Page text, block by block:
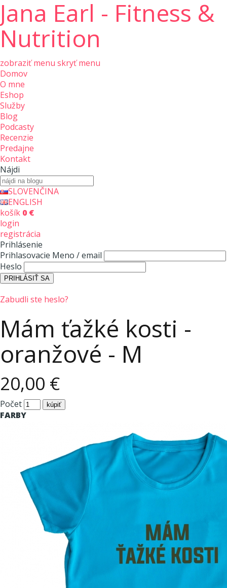
Jana Earl - Fitness &
Nutrition
zobraziť menu skryť menu
Domov
O mne
Eshop
Služby
Blog
Podcasty
Recenzie
Predajne
Kontakt
Nájdi
SLOVENČINA
ENGLISH
košík 0 €
login
registrácia
Prihlásenie
Prihlasovacie Meno / email
Heslo
Zabudli ste heslo?
Mám ťažké kosti -
oranžové - M
20,00 €
Počet
FARBY